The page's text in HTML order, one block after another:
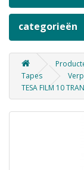
categorieën
Tapes
TESA FILM 10